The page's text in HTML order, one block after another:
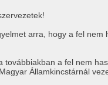
arra, hogy a fel nem
továbbiakban a fel nem
Államkincstárnál